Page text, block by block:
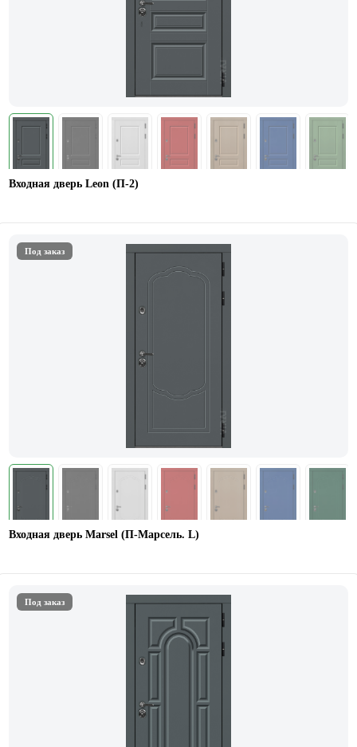
Входная дверь Leon (П-2)
Под заказ
Входная дверь Marsel (П-Марсель. L)
Под заказ